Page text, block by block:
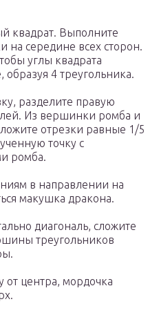
квадрат. Выполните
на середине всех сторон.
углы квадрата
образуя 4 треугольника.
разделите правую
Из вершинки ромба и
отрезки равные 1/5
точку с
ромба.
в направлении на
макушка дракона.
диагональ, сложите
треугольников
от центра, мордочка